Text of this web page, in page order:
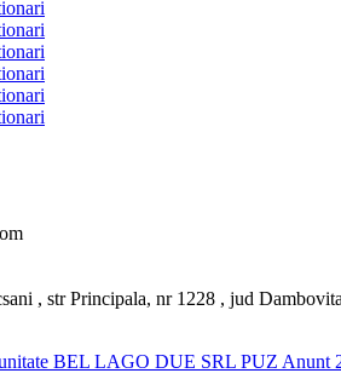
, str Principala, nr 1228 , jud Dambovita
BEL LAGO DUE SRL PUZ Anunt